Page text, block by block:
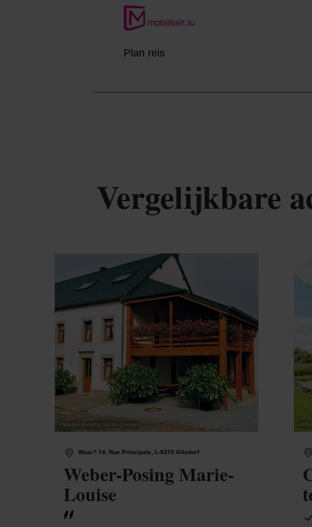
Plan reis
Vergelijkbare
©Weber-Posing Marie-Louise
Waar? 74, Rue Principale, L-9370 Gilsdorf
Weber-Posing Marie-
Louise
©